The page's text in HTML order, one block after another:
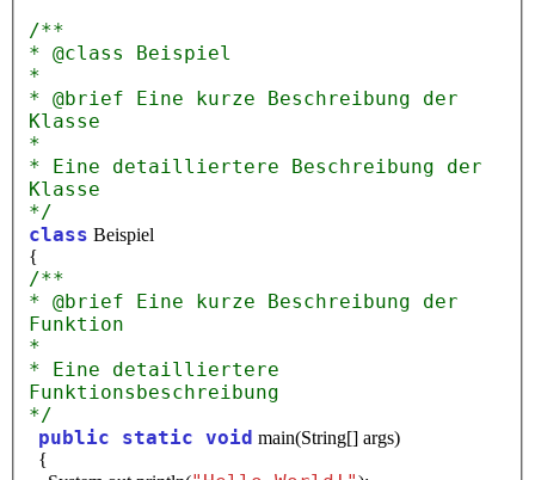
/**
* @class Beispiel
*
* @brief Eine kurze Beschreibung der
Klasse
*
* Eine detailliertere Beschreibung der
Klasse
*/
class Beispiel
{
/**
* @brief Eine kurze Beschreibung der
Funktion
*
* Eine detailliertere
Funktionsbeschreibung
*/
public static void main(String[] args)
{